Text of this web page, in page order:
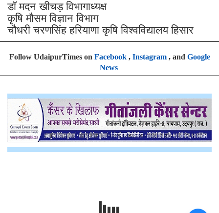
डॉ मदन खीचड़ विभागाध्यक्ष
कृषि मौसम विज्ञान विभाग
चौधरी चरणसिंह हरियाणा कृषि विश्वविद्यालय हिसार
Follow UdaipurTimes on Facebook, Instagram, and Google
News